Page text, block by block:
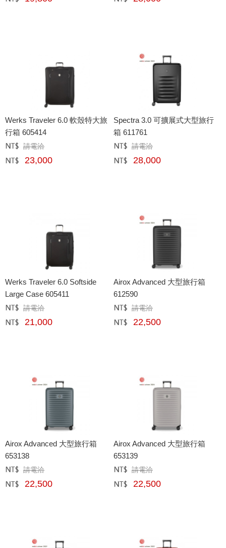
Werks Traveler 6.0 軟殼特大旅
行箱 605414
定價﹕請電洽
網購﹕ 23,000
Spectra 3.0 可擴展式大型旅行
箱 611761
定價﹕ 請電洽
網購﹕ 28,000
Werks Traveler 6.0 Softside
Large Case 605411
定價﹕請電洽
網購﹕ 21,000
Airox Advanced 大型旅行箱
612590
定價﹕ 請電洽
網購﹕ 22,500
Airox Advanced 大型旅行箱
653138
定價﹕請電洽
網購﹕ 22,500
Airox Advanced 大型旅行箱
653139
定價﹕ 請電洽
網購﹕ 22,500